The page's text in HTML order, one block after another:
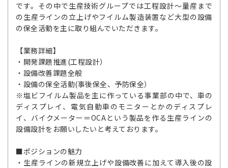
です。その中で生産技術グループでは工程設計～量産まで
の生産ラインの立上げやフイルム製造装置など大型の設備
の保全活動を主に取り組んでいただきます。
【業務詳細】
・開発課題推進(工程設計）
・設備改善課題全般
・設備の保全活動(事後保全、予防保全）
※塩ビフイルム製品を主に作っている事業部の中で、車の
ディスプレイ、電気自動車のモニターとかのディスプレ
イ、バイクメーター＝OCAという製品を作る生産ラインの
設備設計をお願いしたいと考えております。
■ポジションの魅力
・生産ラインの新規立上げや設備改善に加えて導入後の設